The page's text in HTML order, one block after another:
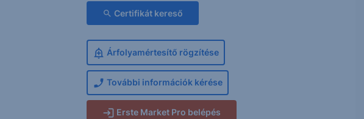
Certifikát kereső
Árfolyamértesítő rögzítése
További információk kérése
Erste Market Pro belépés